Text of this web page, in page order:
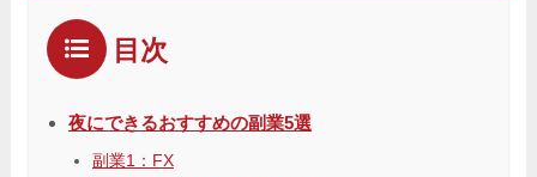
目次
夜にできるおすすめの副業5選
副業1：FX